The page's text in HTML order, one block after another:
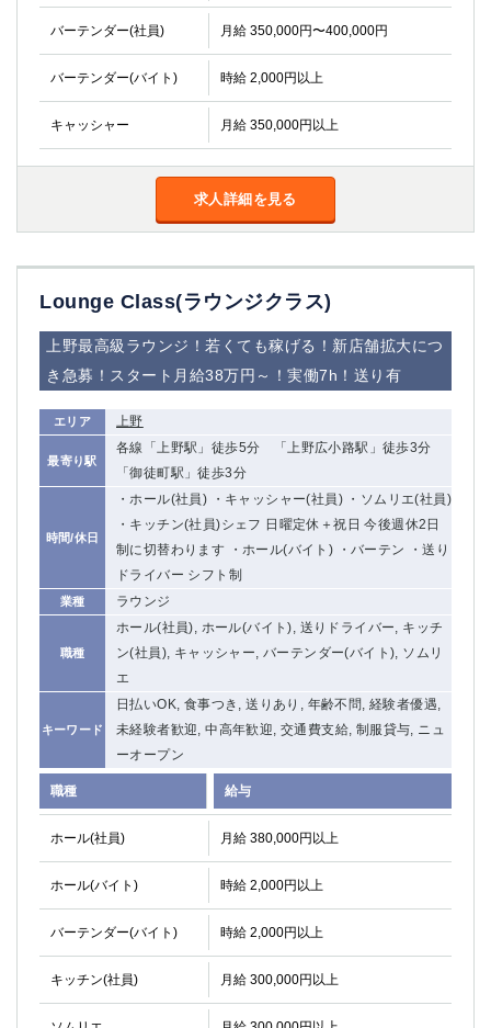
バーテンダー(社員) 月給 350,000円〜400,000円
バーテンダー(バイト) 時給 2,000円以上
キャッシャー 月給 350,000円以上
求人詳細を見る
Lounge Class(ラウンジクラス)
上野最高級ラウンジ！若くても稼げる！新店舗拡大につ
き急募！スタート月給38万円～！実働7h！送り有
エリア 上野
最寄り駅
各線「上野駅」徒歩5分 「上野広小路駅」徒歩3分
「御徒町駅」徒歩3分
時間/休日
・ホール(社員) ・キャッシャー(社員) ・ソムリエ(社員)
・キッチン(社員)シェフ 日曜定休＋祝日 今後週休2日
制に切替わります ・ホール(バイト) ・バーテン ・送り
ドライバー シフト制
業種 ラウンジ
職種
ホール(社員), ホール(バイト), 送りドライバー, キッチ
ン(社員), キャッシャー, バーテンダー(バイト), ソムリ
エ
キーワード
日払いOK, 食事つき, 送りあり, 年齢不問, 経験者優遇,
未経験者歓迎, 中高年歓迎, 交通費支給, 制服貸与, ニュ
ーオープン
職種 給与
ホール(社員) 月給 380,000円以上
ホール(バイト) 時給 2,000円以上
バーテンダー(バイト) 時給 2,000円以上
キッチン(社員) 月給 300,000円以上
亀戸
水道橋
荻窪
浅草
新小岩
幡ヶ谷
久米川
西麻布
五井
関内
横浜
川崎
溝の口
本厚木
新横浜
藤沢
武蔵小杉
橋本
小田原
横浜・桜木町
関内・馬車道・日ノ出町 武蔵新城
茅ヶ崎
戸塚
たまプラーザ
相模原
厚木
大宮
南越谷
草加
南浦和
所沢
熊谷
獨協大学前＜草加松原＞
北浦和（西口）
春日部
川口
蕨
千葉県
船橋
津田沼
成田
千葉